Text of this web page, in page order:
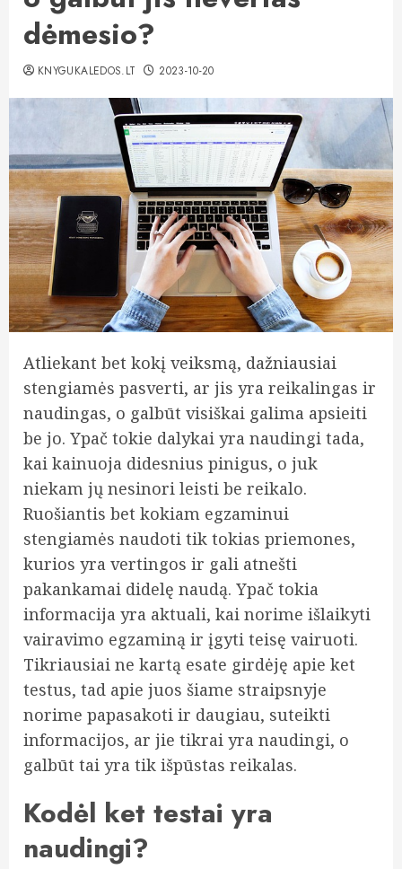
dėmesio?
KNYGUKALEDOS.LT 2023-10-20
Atliekant bet kokį veiksmą, dažniausiai
stengiamės pasverti, ar jis yra reikalingas ir
naudingas, o galbūt visiškai galima apsieiti
be jo. Ypač tokie dalykai yra naudingi tada,
kai kainuoja didesnius pinigus, o juk
niekam jų nesinori leisti be reikalo.
Ruošiantis bet kokiam egzaminui
stengiamės naudoti tik tokias priemones,
kurios yra vertingos ir gali atnešti
pakankamai didelę naudą. Ypač tokia
informacija yra aktuali, kai norime išlaikyti
vairavimo egzaminą ir įgyti teisę vairuoti.
Tikriausiai ne kartą esate girdėję apie ket
testus, tad apie juos šiame straipsnyje
norime papasakoti ir daugiau, suteikti
informacijos, ar jie tikrai yra naudingi, o
galbūt tai yra tik išpūstas reikalas.
Kodėl ket testai yra
naudingi?